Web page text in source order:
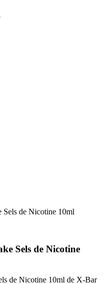
de Nicotine 10ml
Sels de Nicotine